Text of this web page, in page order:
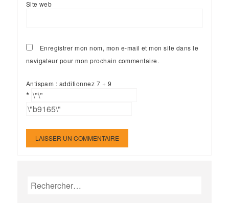
Site web
Enregistrer mon nom, mon e-mail et mon site dans le
navigateur pour mon prochain commentaire.
Antispam : additionnez 7 + 9
*
Rechercher :